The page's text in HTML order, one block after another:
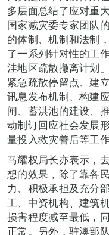
多层面总结了应对重
国家减灾委专家团队
的体制、机制和法制
了一系列针对性的工
洼地区疏散撤离计划
紧急疏散停留点、建
讯息发布机制、构建
闸、蓄洪池的建设、
动制订回应社会发展
量投入救灾善后等工作
马耀权局长亦表示，
想的效果，除了靠各
力、积极承担及充分
工、中资机构、建筑
损害程度减至最低，
正常。另外，驻澳部